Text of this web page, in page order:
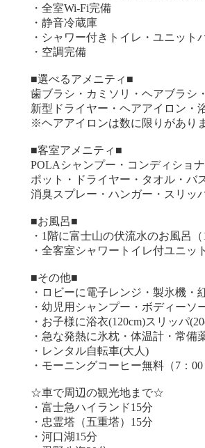
・全室Wi-Fi完備
・静音冷蔵庫
・シャワー付きトイレ・ユニット
・空調完備
■選べるアメニティ■
歯ブラシ・カミソリ・ヘアブラシ
新型ドライヤー・ヘアアイロン・
※ヘアアイロンは数に限りがあり
■客室アメニティ■
POLAシャンプー・コンディショ
ポット・ドライヤー・タオル・バ
消臭スプレー・ハンガー・スリッ
■お風呂■
・1階に富士山の伏流水のお風呂
・全客室シャワートイレ付ユニッ
■その他■
・ロビーに電子レンジ・製氷機・
・幼児用シャンプー・ボディーソ
・お子様に浴衣(120cm)スリッパ
・急な発熱に氷枕・体温計・常備
・レンタル自転車(大人)
・モーニングコーヒー無料（7：
☆車で周辺の観光地まで☆
・富士急ハイランド15分
・忠霊塔（五重塔）15分
・河口湖15分